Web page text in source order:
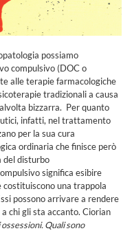
possiamo
compulsivo (DOC o
alle terapie farmacologiche
tradizionali a causa
bizzarra. Per quanto
infatti, nel trattamento
per la sua cura
ordinaria che finisce però
del disturbo
significa esibire
una trappola
possono arrivare a rendere
chi gli sta accanto. Ciorian
Quali sono